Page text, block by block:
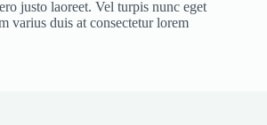
justo laoreet. Vel turpis nunc eget
varius duis at consectetur lorem